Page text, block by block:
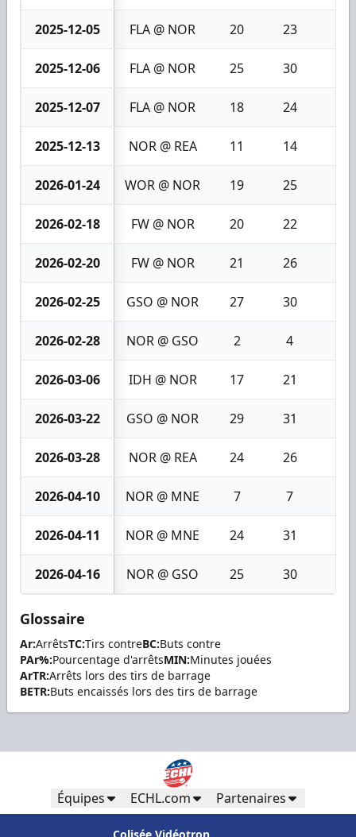
2025-12-05 FLA @ NOR 20 23
2025-12-06 FLA @ NOR 25 30
2025-12-07 FLA @ NOR 18 24
2025-12-13 NOR @ REA 11 14
2026-01-24 WOR @ NOR 19 25
2026-02-18 FW @ NOR 20 22
2026-02-20 FW @ NOR 21 26
2026-02-25 GSO @ NOR 27 30
2026-02-28 NOR @ GSO 2 4
2026-03-06 IDH @ NOR 17 21
2026-03-22 GSO @ NOR 29 31
2026-03-28 NOR @ REA 24 26
2026-04-10 NOR @ MNE 7 7
2026-04-11 NOR @ MNE 24 31
2026-04-16 NOR @ GSO 25 30
Glossaire
Ar:ArrêtsTC:Tirs contreBC:Buts contre
PAr%:Pourcentage d'arrêtsMIN:Minutes jouées
ArTR:Arrêts lors des tirs de barrage
BETR:Buts encaissés lors des tirs de barrage
Équipes ECHL.com Partenaires